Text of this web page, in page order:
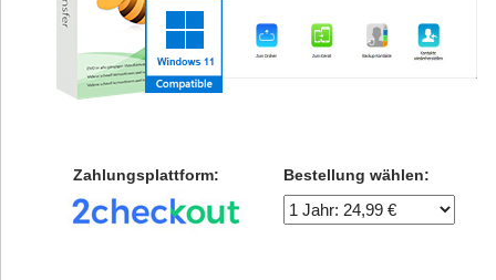
Zahlungsplattform: Bestellung wählen: